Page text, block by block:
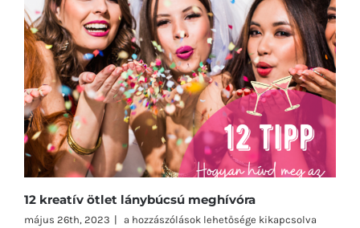
12 kreatív ötlet lánybúcsú meghívóra
május 26th, 2023 |
12
a hozzászólások lehetősége kikapcsolva